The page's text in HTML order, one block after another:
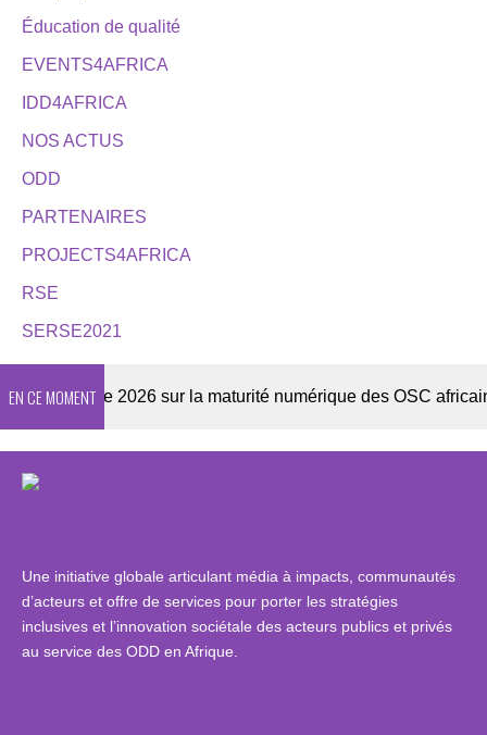
Éducation de qualité
EVENTS4AFRICA
IDD4AFRICA
NOS ACTUS
ODD
PARTENAIRES
PROJECTS4AFRICA
RSE
SERSE2021
EN CE MOMENT
Enquête 2026 sur la maturité numérique des OSC africaines
Une initiative globale articulant média à impacts, communautés
d’acteurs et offre de services pour porter les stratégies
inclusives et l’innovation sociétale des acteurs publics et privés
au service des ODD en Afrique.